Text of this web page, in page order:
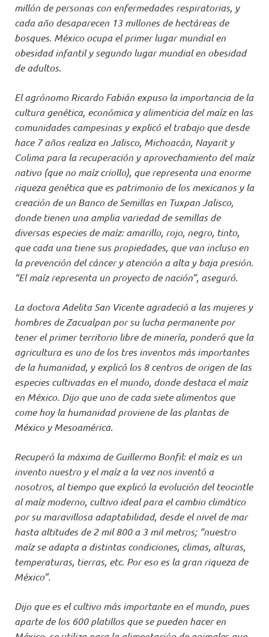
millón de personas con enfermedades respiratorias, y
cada año desaparecen 13 millones de hectáreas de
bosques. México ocupa el primer lugar mundial en
obesidad infantil y segundo lugar mundial en obesidad
de adultos.
El agrónomo Ricardo Fabián expuso la importancia de la
cultura genética, económica y alimenticia del maíz en las
comunidades campesinas y explicó el trabajo que desde
hace 7 años realiza en Jalisco, Michoacán, Nayarit y
Colima para la recuperación y aprovechamiento del maíz
nativo (que no maíz criollo), que representa una enorme
riqueza genética que es patrimonio de los mexicanos y la
creación de un Banco de Semillas en Tuxpan Jalisco,
donde tienen una amplia variedad de semillas de
diversas especies de maíz: amarillo, rojo, negro, tinto,
que cada una tiene sus propiedades, que van incluso en
la prevención del cáncer y atención a alta y baja presión.
“El maíz representa un proyecto de nación”, aseguró.
La doctora Adelita San Vicente agradeció a las mujeres y
hombres de Zacualpan por su lucha permanente por
tener el primer territorio libre de minería, ponderó que la
agricultura es uno de los tres inventos más importantes
de la humanidad, y explicó los 8 centros de origen de las
especies cultivadas en el mundo, donde destaca el maíz
en México. Dijo que uno de cada siete alimentos que
come hoy la humanidad proviene de las plantas de
México y Mesoamérica.
Recuperó la máxima de Guillermo Bonfil: el maíz es un
invento nuestro y el maíz a la vez nos inventó a
nosotros, al tiempo que explicó la evolución del teocintle
al maíz moderno, cultivo ideal para el cambio climático
por su maravillosa adaptabilidad, desde el nivel de mar
hasta altitudes de 2 mil 800 a 3 mil metros; “nuestro
maíz se adapta a distintas condiciones, climas, alturas,
temperaturas, tierras, etc. Por eso es la gran riqueza de
México”.
Dijo que es el cultivo más importante en el mundo, pues
aparte de los 600 platillos que se pueden hacer en